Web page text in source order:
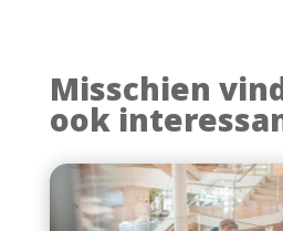
Misschien
ook